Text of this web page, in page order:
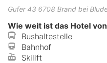
Gufer 43 6708 Brand bei
Wie weit ist das Hotel
Bushaltestelle
Bahnhof
Skilift